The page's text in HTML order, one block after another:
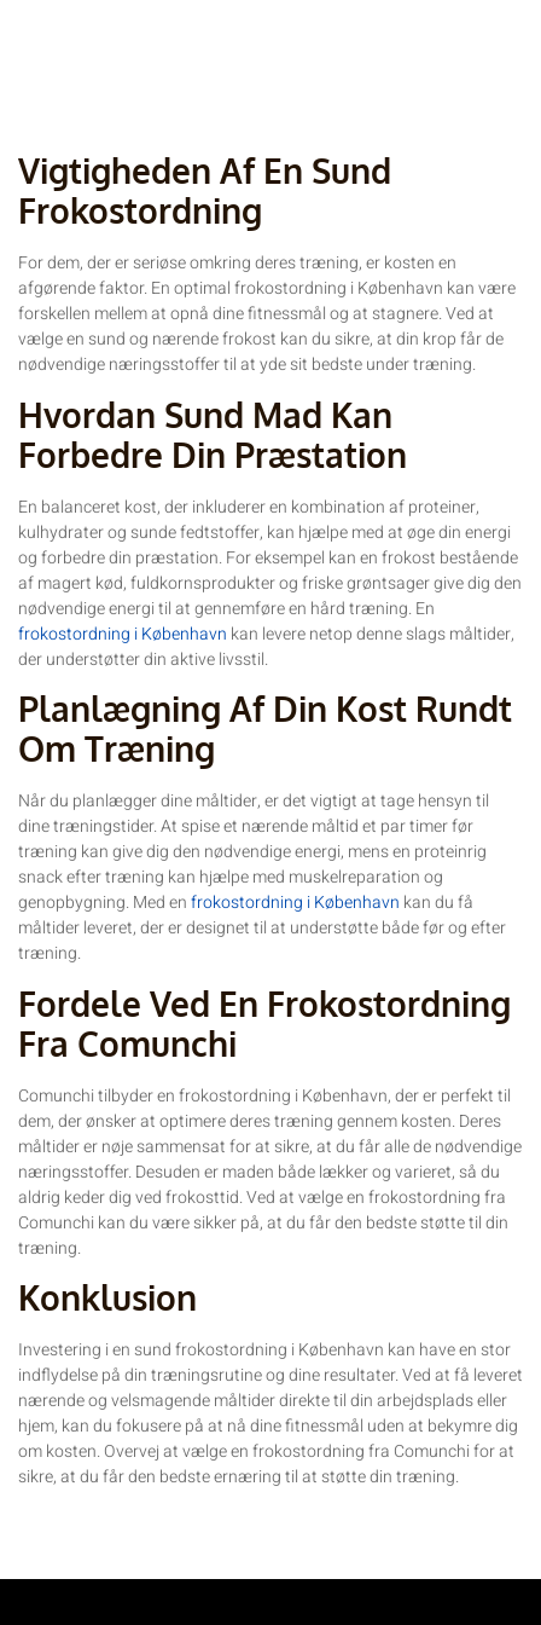
Vigtigheden Af En Sund
Frokostordning
For dem, der er seriøse omkring deres træning, er kosten en
afgørende faktor. En optimal frokostordning i København kan være
forskellen mellem at opnå dine fitnessmål og at stagnere. Ved at
vælge en sund og nærende frokost kan du sikre, at din krop får de
nødvendige næringsstoffer til at yde sit bedste under træning.
Hvordan Sund Mad Kan
Forbedre Din Præstation
En balanceret kost, der inkluderer en kombination af proteiner,
kulhydrater og sunde fedtstoffer, kan hjælpe med at øge din energi
og forbedre din præstation. For eksempel kan en frokost bestående
af magert kød, fuldkornsprodukter og friske grøntsager give dig den
nødvendige energi til at gennemføre en hård træning. En
frokostordning i København kan levere netop denne slags måltider,
der understøtter din aktive livsstil.
Planlægning Af Din Kost Rundt
Om Træning
Når du planlægger dine måltider, er det vigtigt at tage hensyn til
dine træningstider. At spise et nærende måltid et par timer før
træning kan give dig den nødvendige energi, mens en proteinrig
snack efter træning kan hjælpe med muskelreparation og
genopbygning. Med enfrokostordning i København kan du få
måltider leveret, der er designet til at understøtte både før og efter
træning.
Fordele Ved En Frokostordning
Fra Comunchi
Comunchi tilbyder en frokostordning i København, der er perfekt til
dem, der ønsker at optimere deres træning gennem kosten. Deres
måltider er nøje sammensat for at sikre, at du får alle de nødvendige
næringsstoffer. Desuden er maden både lækker og varieret, så du
aldrig keder dig ved frokosttid. Ved at vælge en frokostordning fra
Comunchi kan du være sikker på, at du får den bedste støtte til din
træning.
Konklusion
Investering i en sund frokostordning i København kan have en stor
indflydelse på din træningsrutine og dine resultater. Ved at få leveret
nærende og velsmagende måltider direkte til din arbejdsplads eller
hjem, kan du fokusere på at nå dine fitnessmål uden at bekymre dig
om kosten. Overvej at vælge en frokostordning fra Comunchi for at
sikre, at du får den bedste ernæring til at støtte din træning.